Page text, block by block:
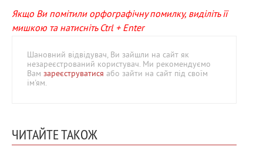
Якщо Ви помітили орфографічну помилку, виділіть її
мишкою та натисніть Ctrl + Enter
Шановний відвідувач, Ви зайшли на сайт як
незареєстрований користувач. Ми рекомендуємо
Вам зареєструватися або зайти на сайт під своїм
ім'ям.
ЧИТАЙТЕ ТАКОЖ